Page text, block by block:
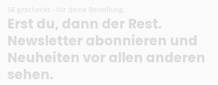
Preise exkl. MwSt.
Eventuelle Zölle & Gebühren trägt der Empfänger
Fragen? Schreib uns: info@herb-shuttles.de
Die genauen Versandkosten werden im Warenkorb berechnet.
5€ geschenkt - für deine Bestellung.
Erst du, dann der Rest.
Newsletter abonnieren und
Neuheiten vor allen anderen
sehen.